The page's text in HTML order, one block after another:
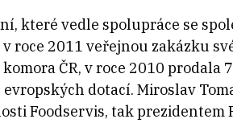
které vedle spolupráce se
roce 2011 veřejnou zakázku
ČR, v roce 2010 prodala
dotací. Miroslav
Foodservis, tak prezidentem